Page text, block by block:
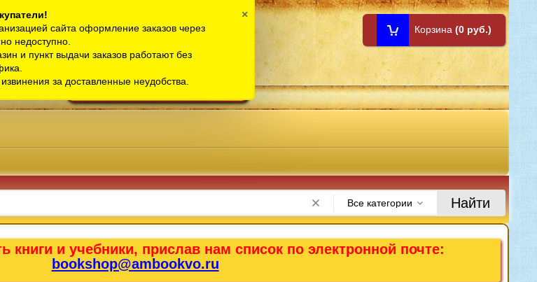
Телефон интернет-магазина:
Телефон розничного магазина:
bookshop@ambookvo.ru
Работаем ежедневно с 10:00 до 21:00
Корзина (0 руб.)
Все категории Найти
книги и учебники, прислав нам список по электронной почте:
bookshop@ambookvo.ru
сайта оформление заказов через
недоступно.
и пункт выдачи заказов работают без
за доставленные неудобства.
×